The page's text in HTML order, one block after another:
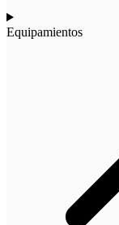
Equipamientos